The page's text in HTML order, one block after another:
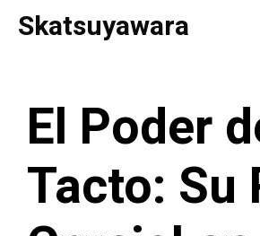
SaltarSkatsuyawara
El Poder
Tacto: Su